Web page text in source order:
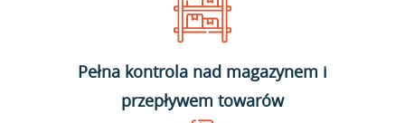
Pełna kontrola nad magazynem i
przepływem towarów